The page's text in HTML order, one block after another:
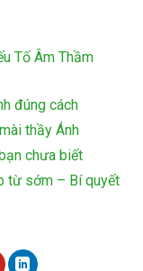
Tố Âm Thầm
đúng cách
thầy Ánh
chưa biết
từ sớm – Bí quyết